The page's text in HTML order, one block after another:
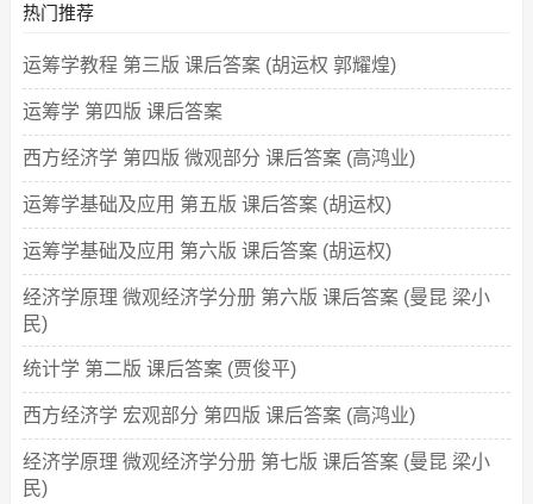
热门推荐
运筹学教程 第三版 课后答案 (胡运权 郭耀煌)
运筹学 第四版 课后答案
西方经济学 第四版 微观部分 课后答案 (高鸿业)
运筹学基础及应用 第五版 课后答案 (胡运权)
运筹学基础及应用 第六版 课后答案 (胡运权)
经济学原理 微观经济学分册 第六版 课后答案 (曼昆 梁小
民)
统计学 第二版 课后答案 (贾俊平)
西方经济学 宏观部分 第四版 课后答案 (高鸿业)
经济学原理 微观经济学分册 第七版 课后答案 (曼昆 梁小
民)